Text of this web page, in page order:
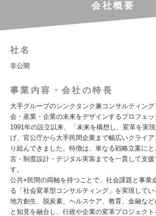
会社概要
社名
非公開
事業内容・会社の特長
大手グループのシンクタンク兼コンサルティン
会・産業・企業の未来をデザインするプロフェッ
1991年の設立以来、「未来を構想し、変革を実
げ、官公庁から大手民間企業まで幅広いクライ
り組んできました。特徴は、単なる戦略立案に
言・制度設計・デジタル実装までを一貫して支援
す。
公共×民間の両軸を持つことで、社会課題と事業
る「社会変革型コンサルティング」を実現してい
地方創生、脱炭素、ヘルスケア、教育、金融な
と知見を融合し、行政や企業の変革プロジェクト